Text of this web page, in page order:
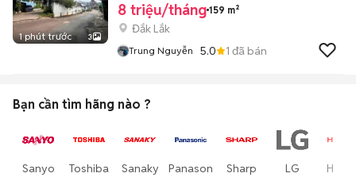
1 phút trước 3
8 triệu/tháng 159 m²
Đắk Lắk
Trung Nguyễn 5.0 1 đã bán
Bạn cần tìm hãng nào ?
Sanyo Toshiba Sanaky Panasonic Sharp LG